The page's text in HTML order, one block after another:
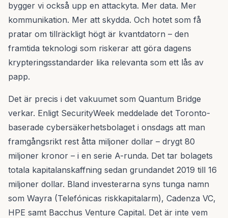
bygger vi också upp en attackyta. Mer data. Mer
kommunikation. Mer att skydda. Och hotet som få
pratar om tillräckligt högt är kvantdatorn – den
framtida teknologi som riskerar att göra dagens
krypteringsstandarder lika relevanta som ett lås av
papp.
Det är precis i det vakuumet som Quantum Bridge
verkar. Enligt SecurityWeek meddelade det Toronto-
baserade cybersäkerhetsbolaget i onsdags att man
framgångsrikt rest åtta miljoner dollar – drygt 80
miljoner kronor – i en serie A-runda. Det tar bolagets
totala kapitalanskaffning sedan grundandet 2019 till 16
miljoner dollar. Bland investerarna syns tunga namn
som Wayra (Telefónicas riskkapitalarm), Cadenza VC,
HPE samt Bacchus Venture Capital. Det är inte vem